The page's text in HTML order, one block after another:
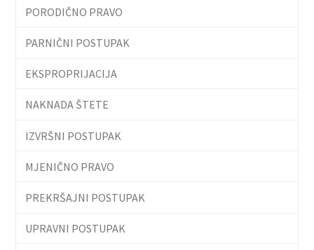
PORODIČNO PRAVO
PARNIČNI POSTUPAK
EKSPROPRIJACIJA
NAKNADA ŠTETE
IZVRŠNI POSTUPAK
MJENIČNO PRAVO
PREKRŠAJNI POSTUPAK
UPRAVNI POSTUPAK